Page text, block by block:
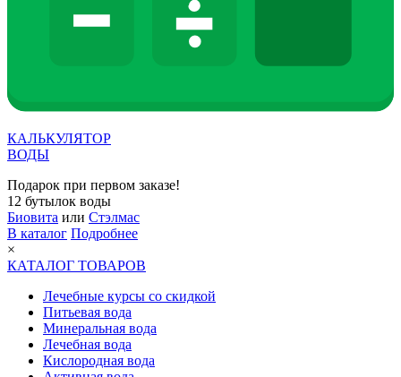
КАЛЬКУЛЯТОР
ВОДЫ
Подарок при первом заказе!
12 бутылок воды
Биовита или Стэлмас
В каталог Подробнее
×
КАТАЛОГ ТОВАРОВ
Лечебные курсы со скидкой
Питьевая вода
Минеральная вода
Лечебная вода
Кислородная вода